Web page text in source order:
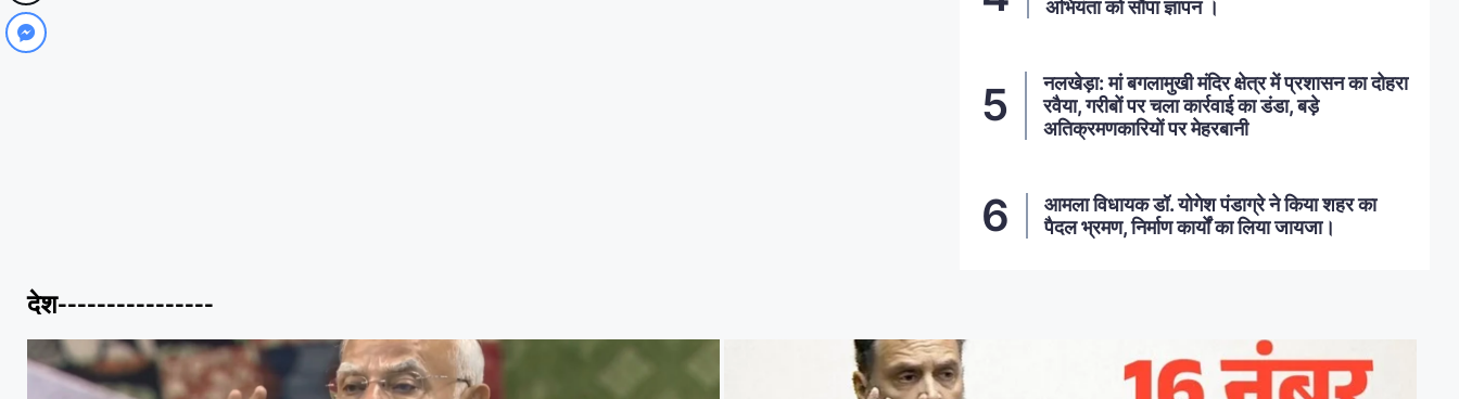
अभियंता को सौंपा ज्ञापन ।
नलखेड़ा: मां बगलामुखी मंदिर क्षेत्र में प्रशासन का दोहरा
रवैया, गरीबों पर चला कार्रवाई का डंडा, बड़े
अतिक्रमणकारियों पर मेहरबानी
आमला विधायक डॉ. योगेश पंडाग्रे ने किया शहर का
पैदल भ्रमण, निर्माण कार्यों का लिया जायजा।
देश----------------